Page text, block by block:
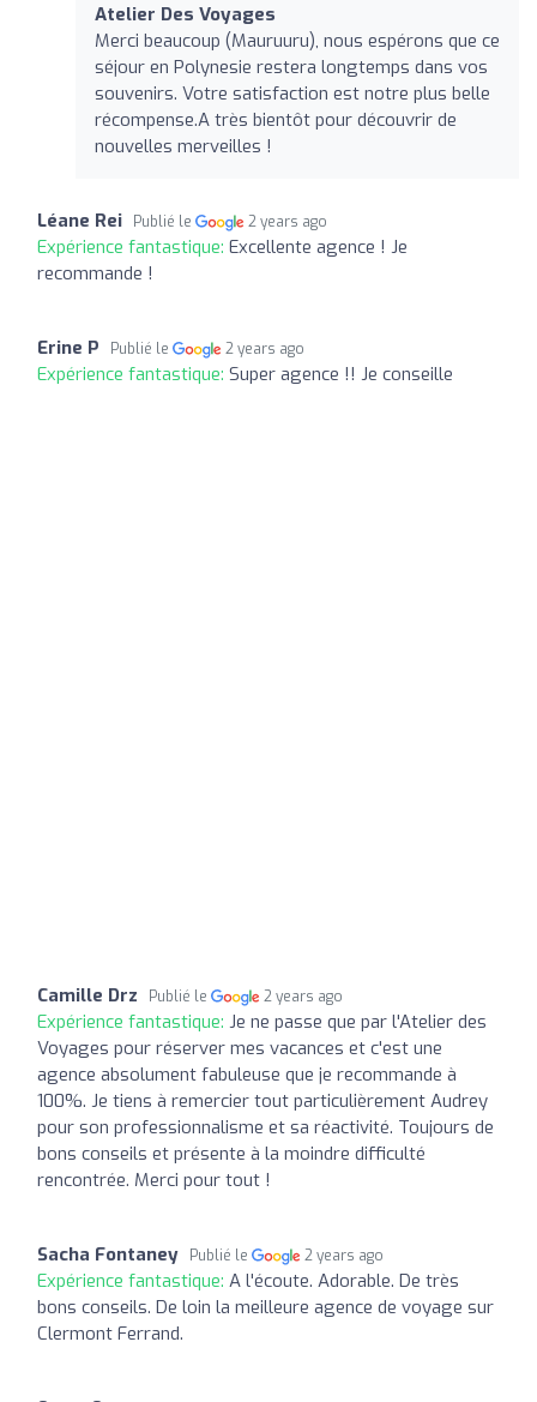
Atelier Des Voyages
Merci beaucoup (Mauruuru), nous espérons que ce
séjour en Polynesie restera longtemps dans vos
souvenirs. Votre satisfaction est notre plus belle
récompense.A très bientôt pour découvrir de
nouvelles merveilles !
Léane Rei Publié le 2 years ago
Expérience fantastique: Excellente agence ! Je
recommande !
Erine P Publié le 2 years ago
Expérience fantastique: Super agence !! Je conseille
Camille Drz Publié le 2 years ago
Expérience fantastique: Je ne passe que par l'Atelier des
Voyages pour réserver mes vacances et c'est une
agence absolument fabuleuse que je recommande à
100%. Je tiens à remercier tout particulièrement Audrey
pour son professionnalisme et sa réactivité. Toujours de
bons conseils et présente à la moindre difficulté
rencontrée. Merci pour tout !
Sacha Fontaney Publié le 2 years ago
Expérience fantastique: A l'écoute. Adorable. De très
bons conseils. De loin la meilleure agence de voyage sur
Clermont Ferrand.